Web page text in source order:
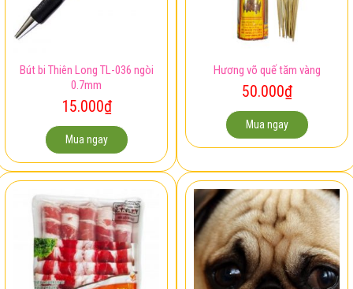
0.7mm
15.000
Mua ngay
50.000₫
Mua ngay